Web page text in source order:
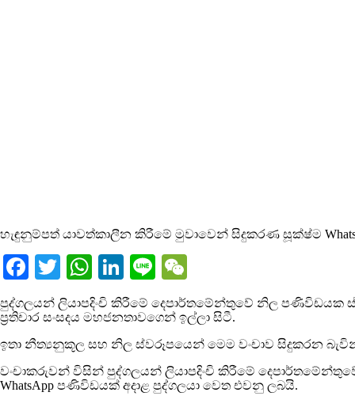
හැඳුනුම්පත් යාවත්කාලීන කිරීමේ මුවාවෙන් සිදුකරණ සූක්ෂ්ම
Facebook
TwitterWhatsApp
LinkedIn
Line
පුද්ගලයන් ලියාපදිංචි කිරීමේ දෙපාර්තමේන්තුවේ නිල පණිවිඩයක
ප්‍රතිචාර සංසදය මහජනතාවගෙන් ඉල්ලා සිටී.
ඉතා නීත්‍යනුකූල සහ නිල ස්වරූපයෙන් මෙම වංචාව සිදුකරන
වංචාකරුවන් විසින් පුද්ගලයන් ලියාපදිංචි කිරීමේ
WhatsApp පණිවිඩයක් අදාළ පුද්ගලයා වෙත එවනු ලබයි.